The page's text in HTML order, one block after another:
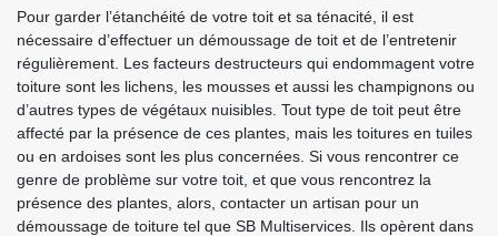
Pour garder l’étanchéité de votre toit et sa ténacité, il est
nécessaire d’effectuer un démoussage de toit et de l’entretenir
régulièrement. Les facteurs destructeurs qui endommagent votre
toiture sont les lichens, les mousses et aussi les champignons ou
d’autres types de végétaux nuisibles. Tout type de toit peut être
affecté par la présence de ces plantes, mais les toitures en tuiles
ou en ardoises sont les plus concernées. Si vous rencontrer ce
genre de problème sur votre toit, et que vous rencontrez la
présence des plantes, alors, contacter un artisan pour un
démoussage de toiture tel que SB Multiservices. Ils opèrent dans